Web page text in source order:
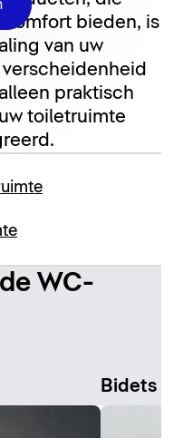
bieden, is
van uw
praktisch
toiletruimte
WC-
Bidets